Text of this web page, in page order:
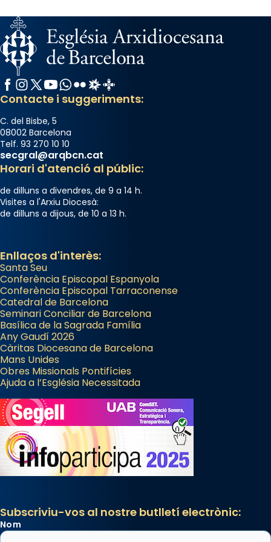
Glòria”) fou composta el 1848 per Mn.
Manuel Blanch, amb aire d’òpera
italianitzant; s’interpreta per privilegi
pontifici, amb orquestra i cor, i té una
duració aproximada de tres hores. Després,
processó (recuperada el 1972) al voltant
del temple amb les relíquies de les santes.
Des de 1985 hi participa també un grup de
diablesses amb música i ball propis. Festa
gran a Mataró.
Santes a Mataró»🥵.
Photo
Facebook
Instagram
X / Twitter
YouTube
WhatsApp
FlickrRadio Estel
Catalunya Cristiana
Contacte i suggeriments:
C. del Bisbe, 5
08002 Barcelona
Telf. 93 270 10 10
secgral@arqbcn.cat
Horari d'atenció al públic:
de dilluns a divendres, de 9 a 14 h.
Visites a l'Arxiu Diocesà:
de dilluns a dijous, de 10 a 13 h.
Enllaços d'interès:
Santa Seu
Conferència Episcopal Espanyola
Conferència Episcopal Tarraconense
Catedral de Barcelona
Seminari Conciliar de Barcelona
Basílica de la Sagrada Família
Any Gaudí 2026
Càritas Diocesana de Barcelona
Mans Unides
Obres Missionals Pontifícies
Ajuda a l’Església Necessitada
Subscriviu-vos al nostre butlletí electrònic:
Nom